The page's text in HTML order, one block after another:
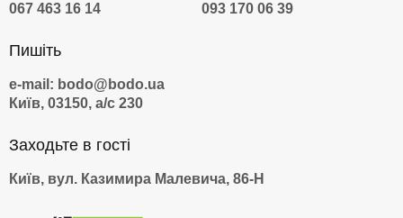
067 463 16 14
093 170 06 39
Пишіть
e-mail: bodo@bodo.ua
Київ, 03150, а/с 230
Заходьте в гості
Київ, вул. Казимира Малевича, 86-Н